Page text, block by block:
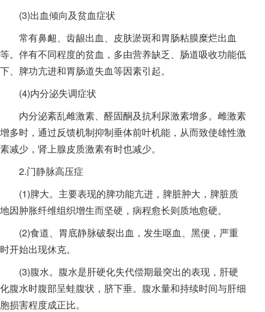
(3)出血倾向及贫血症状
常有鼻衄、齿龈出血、皮肤淤斑和胃肠粘膜糜烂出血
等。伴有不同程度的贫血，多由营养缺乏、肠道吸收功能低
下、脾功亢进和胃肠道失血等因素引起。
(4)内分泌失调症状
内分泌紊乱雌激素、醛固酮及抗利尿激素增多。雌激素
增多时，通过反馈机制抑制垂体前叶机能，从而致使雄性激
素减少，肾上腺皮质激素有时也减少。
2.门静脉高压症
(1)脾大。主要表现的脾功能亢进，脾脏肿大，脾脏质
地因肿胀纤维组织增生而坚硬，病程愈长则质地愈硬。
(2)食道、胃底静脉破裂出血，发生呕血、黑便，严重
时开始出现休克。
(3)腹水。腹水是肝硬化失代偿期最突出的表现，肝硬
化腹水时腹部呈蛙腹状，脐下垂。腹水量和持续时间与肝细
胞损害程度成正比。